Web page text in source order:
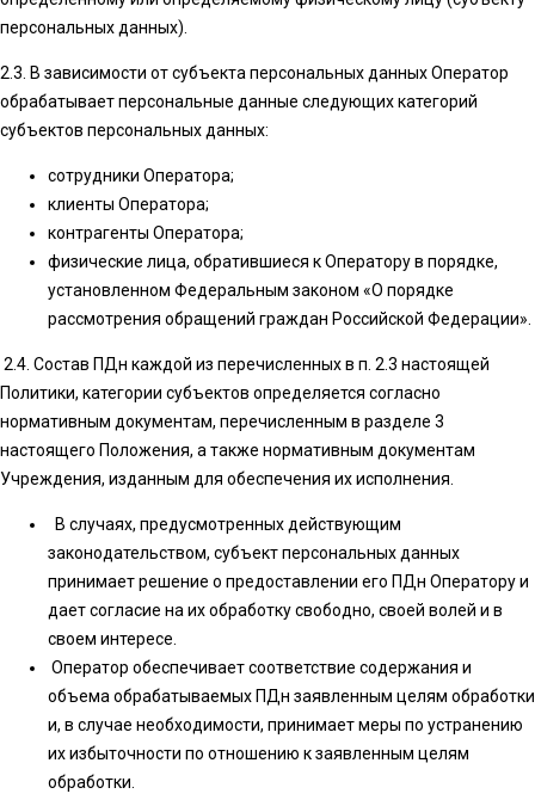
персональных данных).
2.3. В зависимости от субъекта персональных данных Оператор
обрабатывает персональные данные следующих категорий
субъектов персональных данных:
сотрудники Оператора;
клиенты Оператора;
контрагенты Оператора;
физические лица, обратившиеся к Оператору в порядке,
установленном Федеральным законом «О порядке
рассмотрения обращений граждан Российской Федерации».
2.4. Состав ПДн каждой из перечисленных в п. 2.3 настоящей
Политики, категории субъектов определяется согласно
нормативным документам, перечисленным в разделе 3
настоящего Положения, а также нормативным документам
Учреждения, изданным для обеспечения их исполнения.
В случаях, предусмотренных действующим
законодательством, субъект персональных данных
принимает решение о предоставлении его ПДн Оператору и
дает согласие на их обработку свободно, своей волей и в
своем интересе.
Оператор обеспечивает соответствие содержания и
объема обрабатываемых ПДн заявленным целям обработки
и, в случае необходимости, принимает меры по устранению
их избыточности по отношению к заявленным целям
обработки.